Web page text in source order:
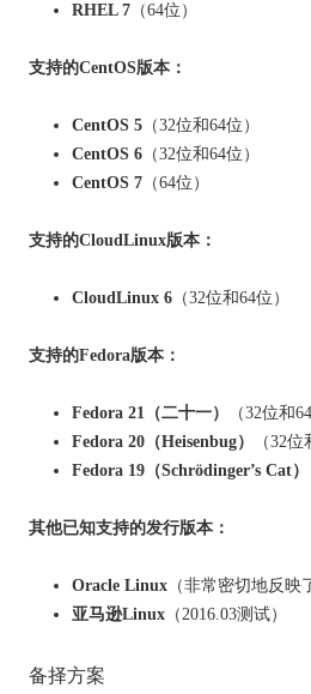
RHEL 7 （64位）
支持的CentOS版本：
CentOS 5 （32位和64位）
CentOS 6 （32位和64位）
CentOS 7 （64位）
支持的CloudLinux版本：
CloudLinux 6 （32位和64位）
支持的Fedora版本：
Fedora 21（二十一）
（32位和
Fedora 20（Heisenbug）
（32位
Fedora 19（Schrödinger’s Cat）
其他已知支持的发行版本：
Oracle Linux （非常密切地反映
亚马逊Linux （2016.03测试）
备择方案